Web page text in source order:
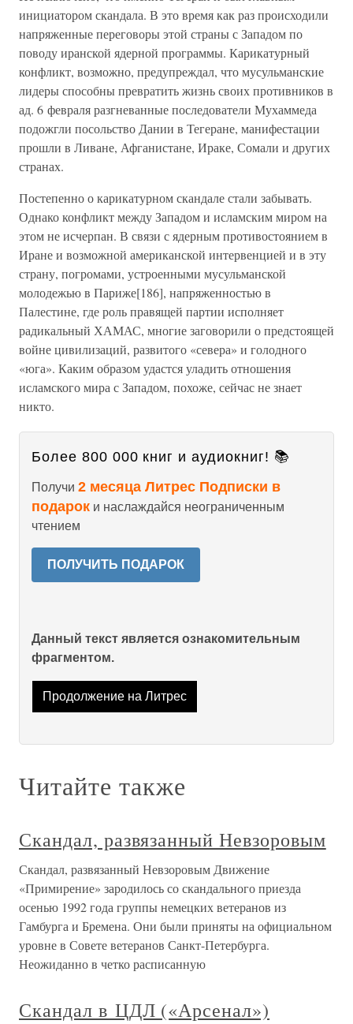
инициатором скандала. В это время как раз происходили
напряженные переговоры этой страны с Западом по
поводу иранской ядерной программы. Карикатурный
конфликт, возможно, предупреждал, что мусульманские
лидеры способны превратить жизнь своих противников в
ад. 6 февраля разгневанные последователи Мухаммеда
подожгли посольство Дании в Тегеране, манифестации
прошли в Ливане, Афганистане, Ираке, Сомали и других
странах.
Постепенно о карикатурном скандале стали забывать.
Однако конфликт между Западом и исламским миром на
этом не исчерпан. В связи с ядерным противостоянием в
Иране и возможной американской интервенцией и в эту
страну, погромами, устроенными мусульманской
молодежью в Париже[186], напряженностью в
Палестине, где роль правящей партии исполняет
радикальный ХАМАС, многие заговорили о предстоящей
войне цивилизаций, развитого «севера» и голодного
«юга». Каким образом удастся уладить отношения
исламского мира с Западом, похоже, сейчас не знает
никто.
Более 800 000 книг и аудиокниг! 📚
Получи 2 месяца Литрес Подписки в
подарок и наслаждайся неограниченным
чтением
ПОЛУЧИТЬ ПОДАРОК
Данный текст является ознакомительным
фрагментом.
Продолжение на Литрес
Читайте также
Скандал, развязанный Невзоровым
Скандал, развязанный Невзоровым Движение
«Примирение» зародилось со скандального приезда
осенью 1992 года группы немецких ветеранов из
Гамбурга и Бремена. Они были приняты на официальном
уровне в Совете ветеранов Санкт-Петербурга.
Неожиданно в четко расписанную
Скандал в ЦДЛ («Арсенал»)